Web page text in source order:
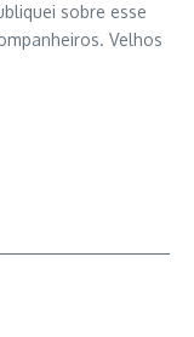
sobre esse
Velhos